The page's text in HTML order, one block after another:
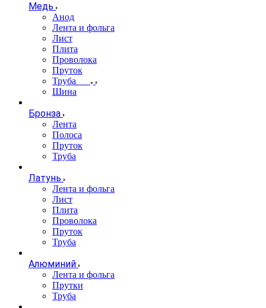
Медь
Анод
Лента и фольга
Лист
Плита
Проволока
Пруток
Труба
Шина
Бронза
Лента
Полоса
Пруток
Труба
Латунь
Лента и фольга
Лист
Плита
Проволока
Пруток
Труба
Алюминий
Лента и фольга
Прутки
Труба